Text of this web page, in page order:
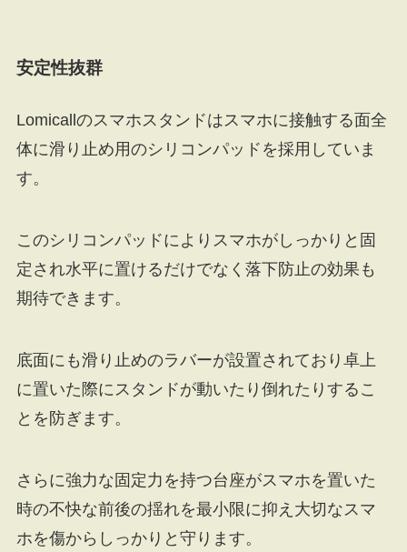
安定性抜群
Lomicallのスマホスタンドはスマホに接触する面全
体に滑り止め用のシリコンパッドを採用していま
す。
このシリコンパッドによりスマホがしっかりと固
定され水平に置けるだけでなく落下防止の効果も
期待できます。
底面にも滑り止めのラバーが設置されており卓上
に置いた際にスタンドが動いたり倒れたりするこ
とを防ぎます。
さらに強力な固定力を持つ台座がスマホを置いた
時の不快な前後の揺れを最小限に抑え大切なスマ
ホを傷からしっかりと守ります。